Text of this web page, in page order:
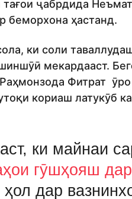
тағои ҷабрдида
беморхона ҳастанд.
ки соли
мекардааст.
Фитрат
кориаш латукӯб
ки майнаи
гӯшҳояш
ҳол дар